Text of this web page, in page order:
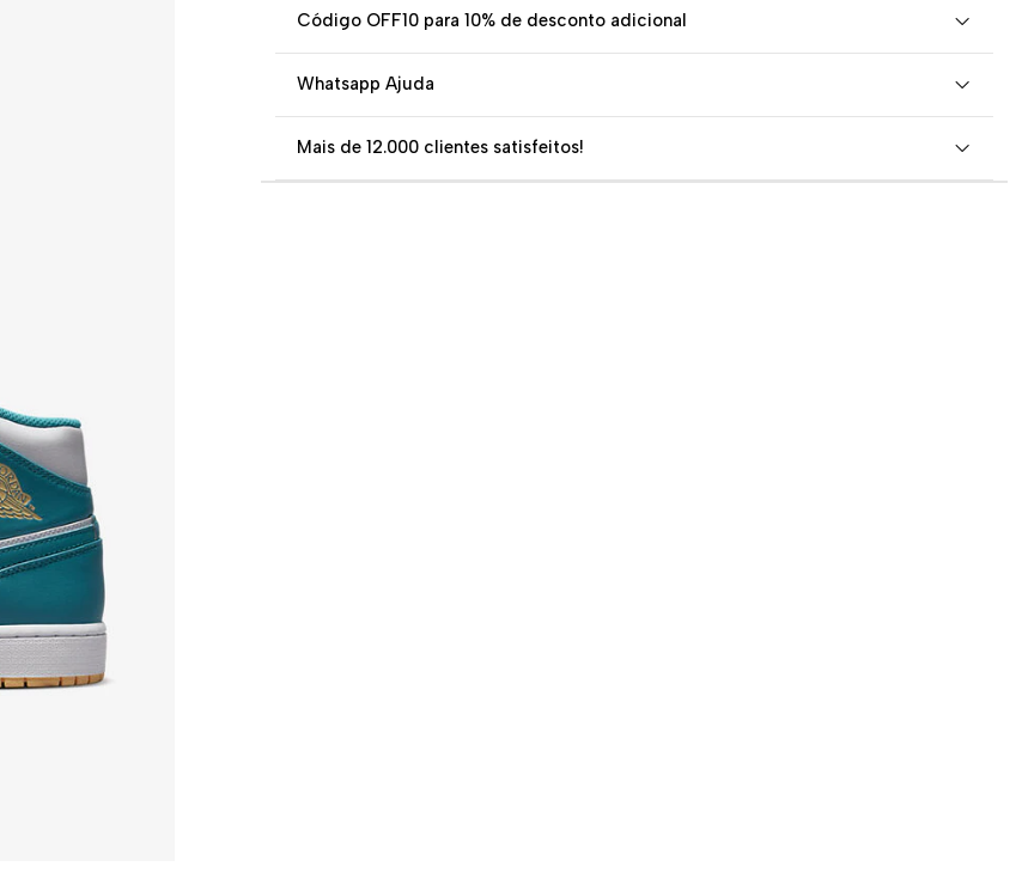
Código OFF10 para 10% de desconto adicional
Whatsapp Ajuda
Mais de 12.000 clientes satisfeitos!